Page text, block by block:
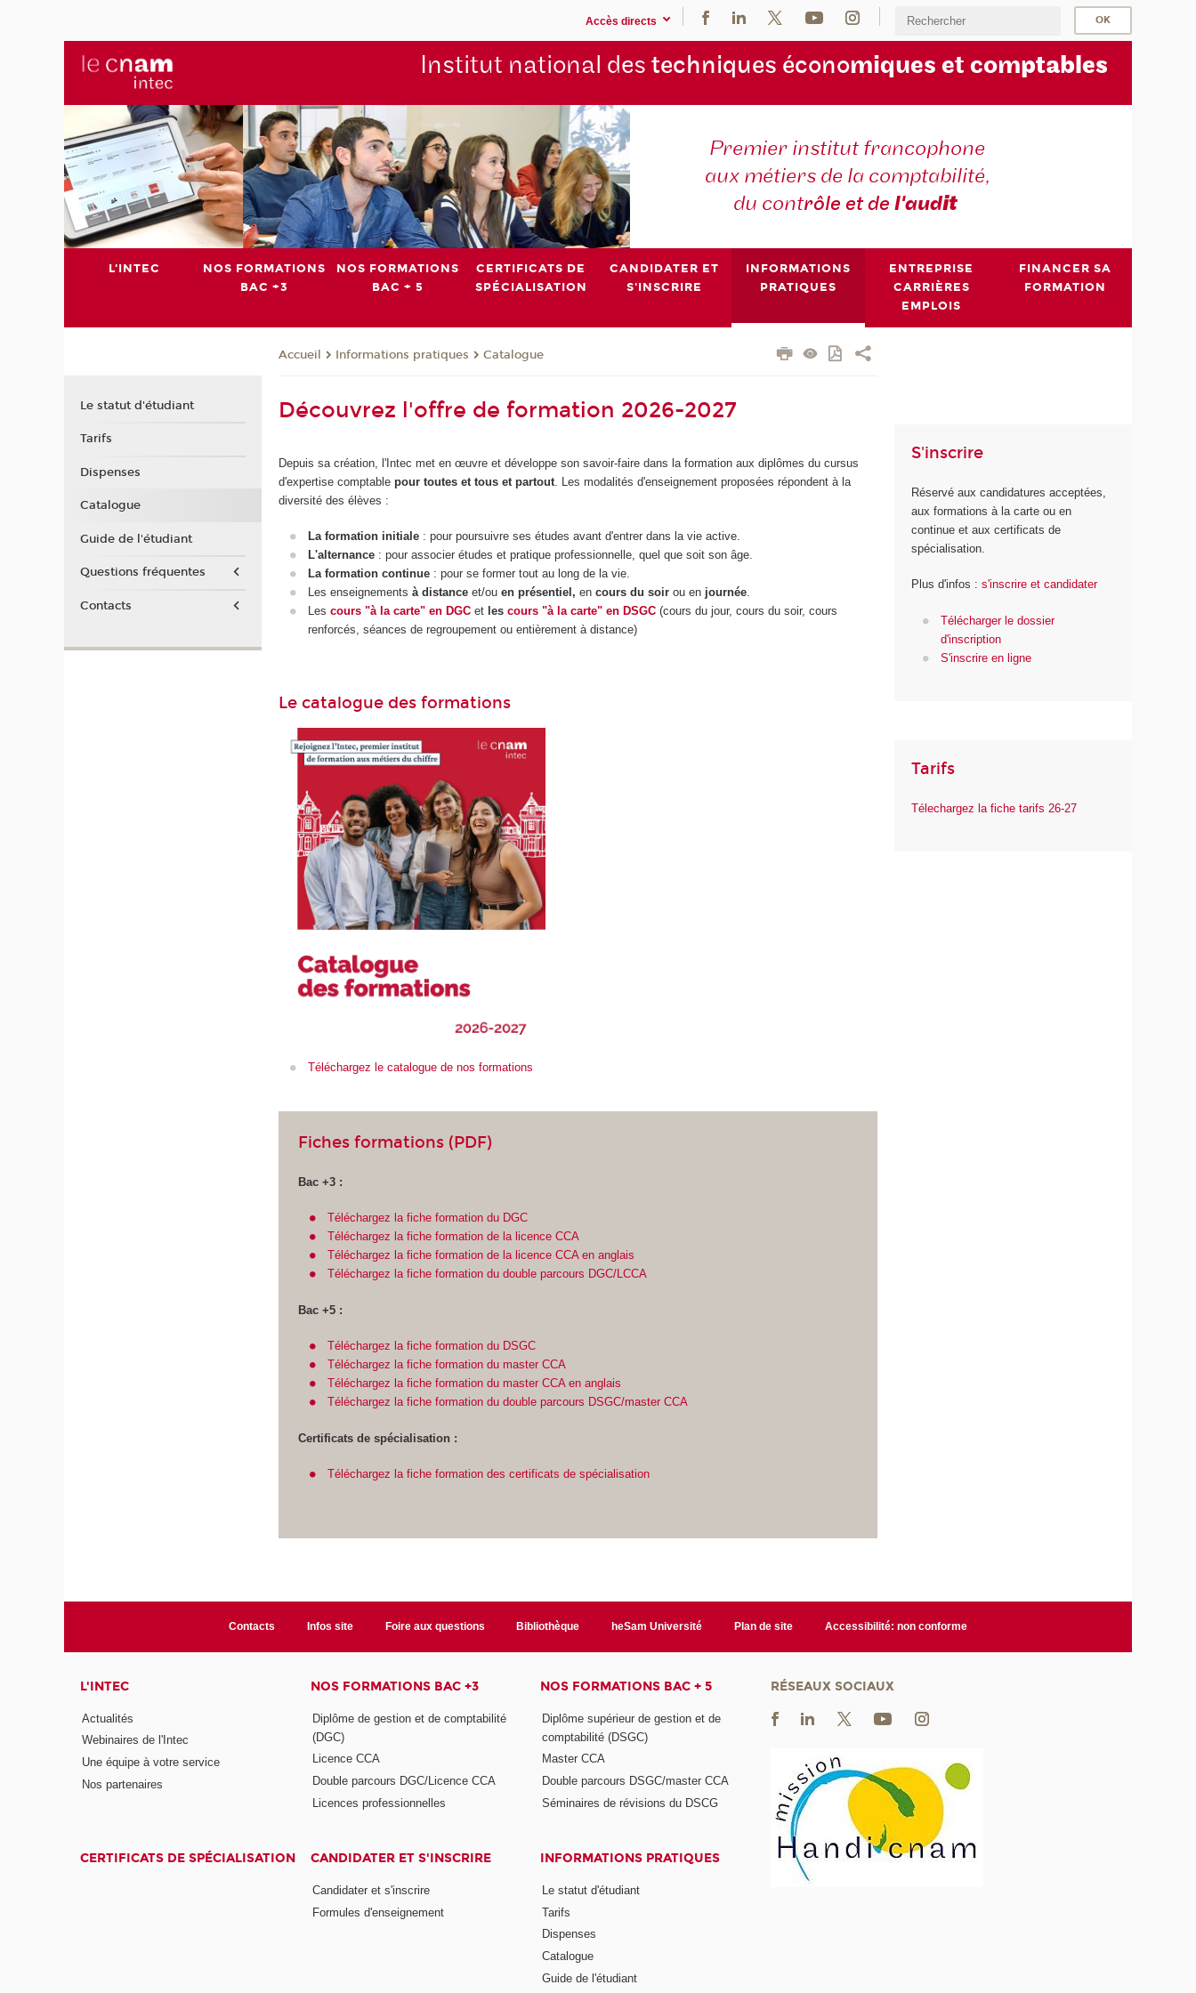
Accès directs
Institut national des techniques économiques et comptables
Premier institut francophone
aux métiers de la comptabilité,
du contrôle et del'audit
L'INTEC
NOS FORMATIONS
BAC +3
NOS FORMATIONS
BAC + 5
CERTIFICATS DE
SPÉCIALISATION
CANDIDATER ET
S'INSCRIRE
INFORMATIONS
PRATIQUES
ENTREPRISE
CARRIÈRES
EMPLOIS
FINANCER SA
FORMATION
Accueil Informations pratiques Catalogue
Découvrez l'offre de formation 2026-2027
Depuis sa création, l'Intec met en œuvre et développe son savoir-faire dans la formation aux diplômes du cursus
d'expertise comptablepour toutes et tous et partout . Les modalités d'enseignement proposées répondent à la
diversité des élèves :
La formation initiale : pour poursuivre ses études avant d'entrer dans la vie active.
L'alternance: pour associer études et pratique professionnelle, quel que soit son âge.
La formation continue : pour se former tout au long de la vie.
Les enseignements à distance et/ou en présentiel, en cours du soirou en journée.
Les cours "à la carte" en DGCetles cours "à la carte" en DSGC(cours du jour, cours du soir, cours
renforcés, séances de regroupement ou entièrement à distance)
Le catalogue des formations
Téléchargez le catalogue de nos formations
Fiches formations (PDF)
Bac +3 :
Téléchargez la fiche formation du DGC
Téléchargez la fiche formation de la licence CCA
Téléchargez la fiche formation de la licence CCA en anglais
Téléchargez la fiche formation du double parcours DGC/LCCA
Bac +5 :
Téléchargez la fiche formation du DSGC
Téléchargez la fiche formation du master CCA
Téléchargez la fiche formation du master CCA en anglais
Téléchargez la fiche formation du double parcours DSGC/master CCA
Certificats de spécialisation :
Téléchargez la fiche formation des certificats de spécialisation
S'inscrire
Réservé aux candidatures acceptées,
aux formations à la carte ou en
continue et aux certificats de
spécialisation.
Plus d'infos :s'inscrire et candidater
Télécharger le dossier
d'inscription
S'inscrire en ligne
Tarifs
Télechargez la fiche tarifs 26-27
Le statut d'étudiant
Tarifs
Dispenses
Catalogue
Guide de l'étudiant
Questions fréquentes
Contacts
Contacts Infos site Foire aux questions Bibliothèque heSam Université Plan de site Accessibilité: non conforme
L'INTEC
Actualités
Webinaires de l'Intec
Une équipe à votre service
Nos partenaires
NOS FORMATIONS BAC +3
Diplôme de gestion et de comptabilité
(DGC)
Licence CCA
Double parcours DGC/Licence CCA
Licences professionnelles
NOS FORMATIONS BAC + 5
Diplôme supérieur de gestion et de
comptabilité (DSGC)
Master CCA
Double parcours DSGC/master CCA
Séminaires de révisions du DSCG
CERTIFICATS DE SPÉCIALISATION CANDIDATER ET S'INSCRIRE
Candidater et s'inscrire
Formules d'enseignement
INFORMATIONS PRATIQUES
Le statut d'étudiant
Tarifs
Dispenses
Catalogue
Guide de l'étudiant
RÉSEAUX SOCIAUX